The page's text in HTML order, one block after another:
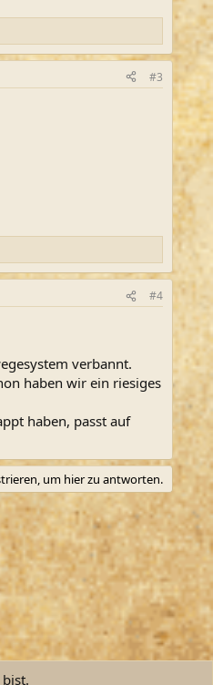
#3
#4
verbannt.
haben wir ein riesiges
haben, passt auf
um hier zu antworten.